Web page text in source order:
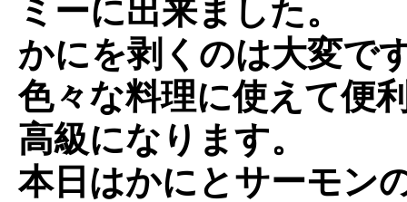
ミーに出来ました。
かにを剥くのは大変で
色々な料理に使えて便
高級になります。
本日はかにとサーモン